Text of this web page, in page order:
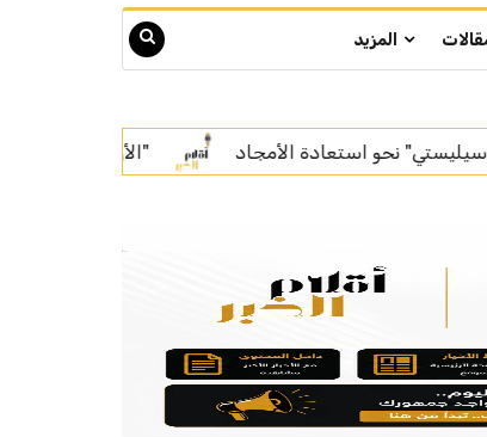
المزيد
"الأرصاد": عوالق ترابية على أجزاء من منطقة